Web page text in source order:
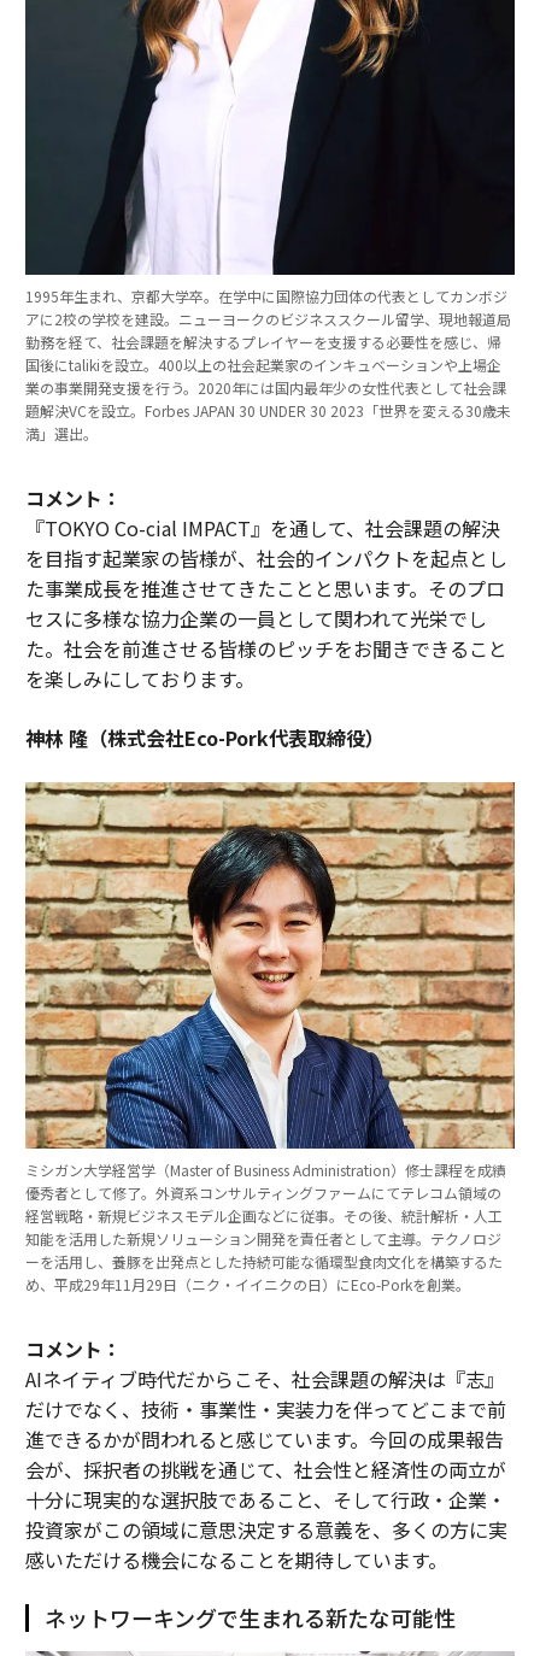
1995年生まれ、京都大学卒。在学中に国際協力団体の代表としてカンボジ
アに2校の学校を建設。ニューヨークのビジネススクール留学、現地報道局
勤務を経て、社会課題を解決するプレイヤーを支援する必要性を感じ、帰
国後にtalikiを設立。400以上の社会起業家のインキュベーションや上場企
業の事業開発支援を行う。2020年には国内最年少の女性代表として社会課
題解決VCを設立。Forbes JAPAN 30 UNDER 30 2023「世界を変える30歳未
満」選出。
コメント：
『TOKYO Co-cial IMPACT』を通して、社会課題の解決
を目指す起業家の皆様が、社会的インパクトを起点とし
た事業成長を推進させてきたことと思います。そのプロ
セスに多様な協力企業の一員として関われて光栄でし
た。社会を前進させる皆様のピッチをお聞きできること
を楽しみにしております。
神林 隆（株式会社Eco-Pork代表取締役）
ミシガン大学経営学（Master of Business Administration）修士課程を成績
優秀者として修了。外資系コンサルティングファームにてテレコム領域の
経営戦略・新規ビジネスモデル企画などに従事。その後、統計解析・人工
知能を活用した新規ソリューション開発を責任者として主導。テクノロジ
ーを活用し、養豚を出発点とした持続可能な循環型食肉文化を構築するた
め、平成29年11月29日（ニク・イイニクの日）にEco-Porkを創業。
コメント：
AIネイティブ時代だからこそ、社会課題の解決は『志』
だけでなく、技術・事業性・実装力を伴ってどこまで前
進できるかが問われると感じています。今回の成果報告
会が、採択者の挑戦を通じて、社会性と経済性の両立が
十分に現実的な選択肢であること、そして行政・企業・
投資家がこの領域に意思決定する意義を、多くの方に実
感いただける機会になることを期待しています。
ネットワーキングで生まれる新たな可能性